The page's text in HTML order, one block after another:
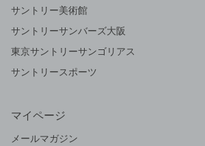
サントリー美術館
サントリーサンバーズ大阪
東京サントリーサンゴリアス
サントリースポーツ
マイページ
メールマガジン